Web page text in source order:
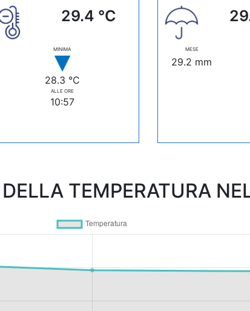
29.4 °C
MINIMA
28.3 °C
ALLE ORE
10:57
MESE
29.2 mm
TEMPERATURA